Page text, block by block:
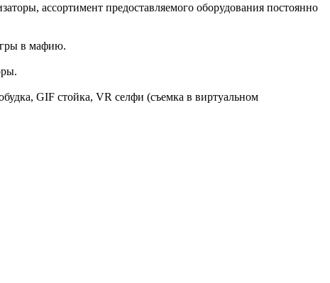
ассортимент предоставляемого оборудования постоянно
в мафию.
GIF стойка, VR селфи (съемка в виртуальном